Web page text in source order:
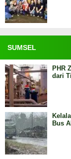
SUMSEL
PHR
dari
Bus